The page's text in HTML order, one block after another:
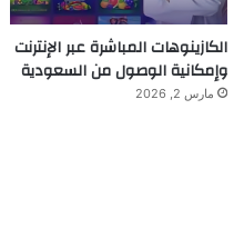
الكازينوهات المباشرة عبر الإنترنت
وإمكانية الوصول من السعودية
مارس 2, 2026